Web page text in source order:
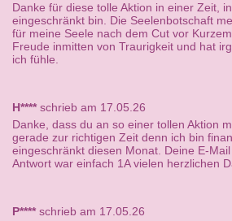
Danke für diese tolle Aktion in einer Zeit,
eingeschränkt bin. Die Seelenbotschaft
für meine Seele nach dem Cut vor
Freude inmitten von Traurigkeit und hat
ich fühle.
H****schrieb am 17.05.26
Danke, dass du an so einer tollen Aktion
gerade zur richtigen Zeit denn ich bin
eingeschränkt diesen Monat. Deine E-
Antwort war einfach 1A vielen herzlichen
P****schrieb am 17.05.26